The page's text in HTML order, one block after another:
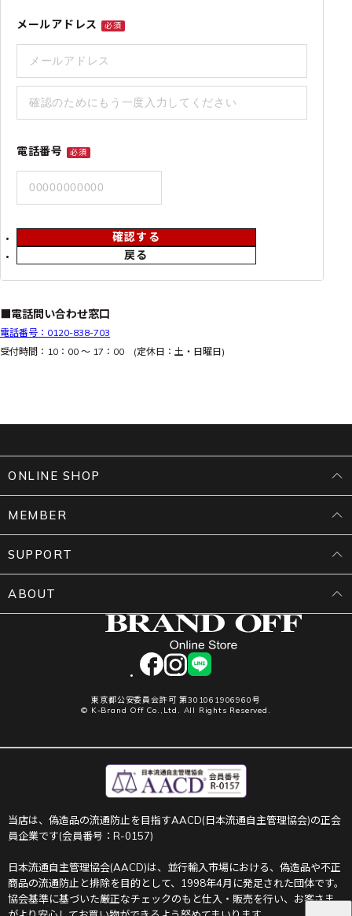
メールアドレス 必須
電話番号 必須
戻る
確認する
■電話問い合わせ窓口
電話番号：0120-838-703
受付時間：10：00 ～ 17：00 (定休日：土・日曜日)
facebookinstagram
LINE
東京都公安委員会許可 第301061906960号
© K-Brand Off Co.,Ltd. All Rights Reserved.
ONLINE SHOP
MEMBER
SUPPORT
ABOUT
当店は、偽造品の流通防止を目指すAACD(日本流通自主管理協会)の正会
員企業です(会員番号：R-0157)
日本流通自主管理協会(AACD)は、並行輸入市場における、偽造品や不正
商品の流通防止と排除を目的として、1998年4月に発足された団体です。
協会基準に基づいた厳正なチェックのもと仕入・販売を行い、お客さま